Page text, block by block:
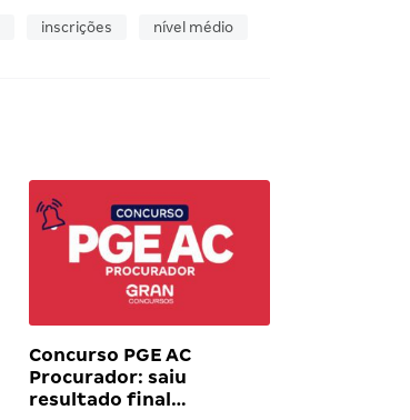
inscrições
nível médio
Concurso PGE AC
Procurador: saiu
resultado final…